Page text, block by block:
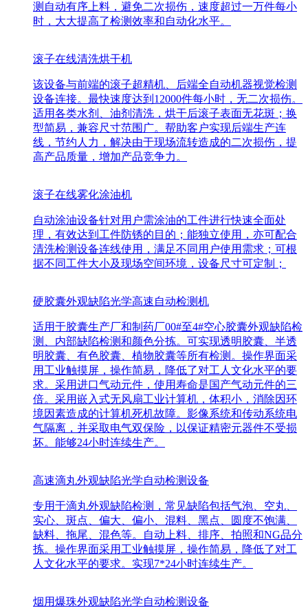
测自动有序上料，避免二次损伤，速度超过一万件每小
时，大大提高了检测效率和自动化水平。
滚子在线清洗烘干机
该设备与前端的滚子超精机、后端全自动机器视觉检测
设备连接。最快速度达到12000件每小时，无二次损伤。
适用各类水剂、油剂清洗，烘干后滚子表面无花斑；换
型简易，兼容尺寸范围广。帮助客户实现后端生产连
线，节约人力，解决由于现场流转造成的二次损伤，提
高产品质量，增加产品竞争力。
滚子在线雾化涂油机
自动涂油设备针对用户需涂油的工件进行快速全面处
理，有效达到工件防锈的目的；能独立使用，亦可配合
清洗检测设备连线使用，满足不同用户使用需求；可根
据不同工件大小及现场空间环境，设备尺寸可定制；
硬胶囊外观缺陷光学高速自动检测机
适用于胶囊生产厂和制药厂00#至4#空心胶囊外观缺陷检
测、内部缺陷检测和颜色分拣。可实现透明胶囊、半透
明胶囊、有色胶囊、植物胶囊等所有检测。操作界面采
用工业触摸屏，操作简易，降低了对工人文化水平的要
求。采用进口气动元件，使用寿命是国产气动元件的三
倍。采用嵌入式无风扇工业计算机，体积小，消除因环
境因素造成的计算机死机故障。影像系统和传动系统电
气隔离，并采取电气双保险，以保证精密元器件不受损
坏。能够24小时连续生产。
高速滴丸外观缺陷光学自动检测设备
专用于滴丸外观缺陷检测，常见缺陷包括气泡、空丸、
实心、斑点、偏大、偏小、混料、黑点、圆度不饱满、
缺料、拖尾、混色等。自动上料、排序、拍照和NG品分
拣。操作界面采用工业触摸屏，操作简易，降低了对工
人文化水平的要求。实现7*24小时连续生产。
烟用爆珠外观缺陷光学自动检测设备